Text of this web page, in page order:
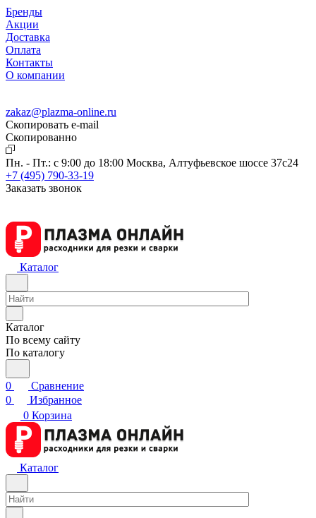
Бренды
Акции
Доставка
Оплата
Контакты
О компании
zakaz@plazma-online.ru
Скопировать e-mail
Cкопированно
Пн. - Пт.: с 9:00 до 18:00 Москва, Алтуфьевское шоссе 37с24
+7 (495) 790-33-19
Заказать звонок
Каталог
Каталог
По всему сайту
По каталогу
0
Сравнение
0
Избранное
0 Корзина
Каталог